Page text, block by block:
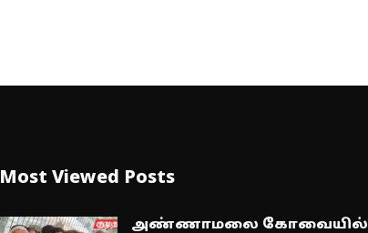
Most Viewed Posts
அண்ணாமலை கோவையில்